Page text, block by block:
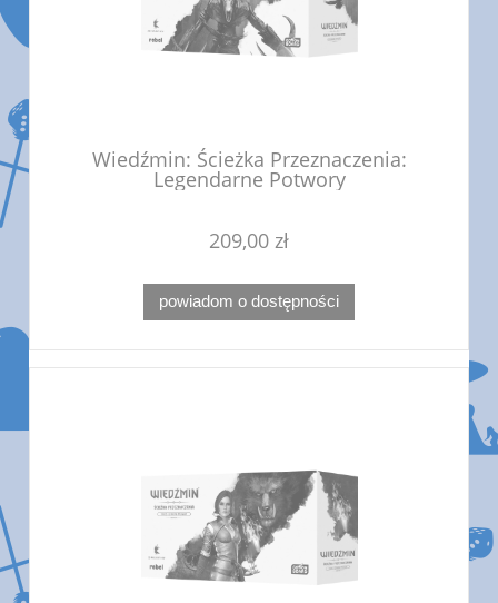
Wiedźmin: Ścieżka Przeznaczenia:
Legendarne Potwory
209,00 zł
powiadom o dostępności